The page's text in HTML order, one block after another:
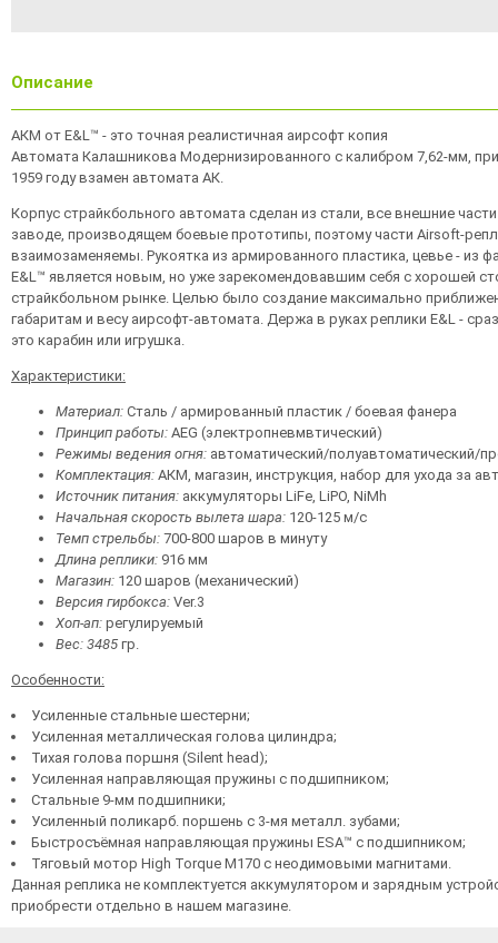
Описание
АКМ от E&L™ - это точная реалистичная аирсофт копия
Автомата Калашникова Модернизированного с калибром 7,62-мм,
1959 году взамен автомата АК.
Корпус страйкбольного автомата сделан из стали, все внешние
заводе, производящем боевые прототипы, поэтому части Airsoft-
взаимозаменяемы. Рукоятка из армированного пластика, цевье - из
E&L™ является новым, но уже зарекомендовавшим себя с хорошей
страйкбольном рынке. Целью было создание максимально
габаритам и весу аирсофт-автомата. Держа в руках реплики E&L -
это карабин или игрушка.
Характеристики:
Материал: Сталь / армированный пластик / боевая фанера
Принцип работы: AEG (электропневмвтический)
Режимы ведения огня: автоматический/полуавтоматический/
Комплектация: АКМ, магазин, инструкция, набор для ухода за
Источник питания: аккумуляторы LiFe, LiPO, NiMh
Начальная скорость вылета шара: 120-125 м/с
Темп стрельбы: 700-800 шаров в минуту
Длина реплики: 916 мм
Магазин: 120 шаров (механический)
Версия гирбокса: Ver.3
Хоп-ап: регулируемый
Вес: 3485 гр.
Особенности:
Усиленные стальные шестерни;
Усиленная металлическая голова цилиндра;
Тихая голова поршня (Silent head);
Усиленная направляющая пружины с подшипником;
Стальные 9-мм подшипники;
Усиленный поликарб. поршень с 3-мя металл. зубами;
Быстросъёмная направляющая пружины ESA™ с подшипником;
Тяговый мотор High Torque M170 с неодимовыми магнитами.
Данная реплика не комплектуется аккумулятором и зарядным
приобрести отдельно в нашем магазине.